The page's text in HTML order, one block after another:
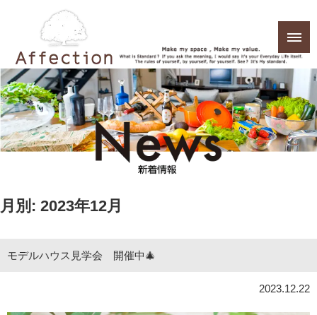
月別: 2023年12月
モデルハウス見学会 開催中🎄
2023.12.22